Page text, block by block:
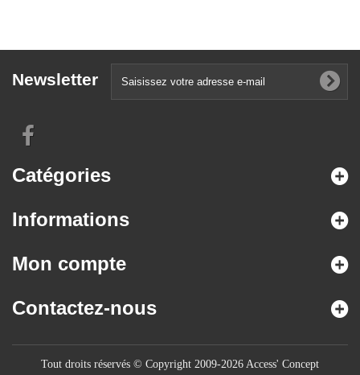
Newsletter
Catégories
Informations
Tout droits réservés © Copyright 2009-2026 Access' Concept
Mon compte
Contactez-nous